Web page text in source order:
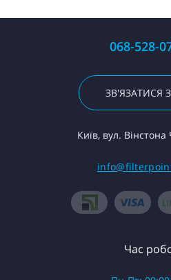
068-528-
ЗВ'ЯЗАТИСЯ
Київ, вул.
Час